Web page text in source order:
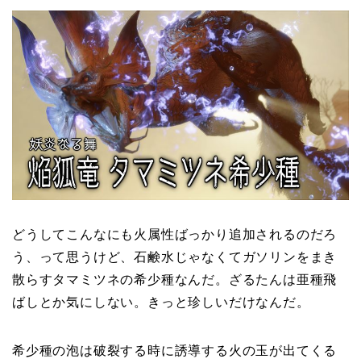
どうしてこんなにも火属性ばっかり追加されるのだろ
う、って思うけど、石鹸水じゃなくてガソリンをまき
散らすタマミツネの希少種なんだ。ざるたんは亜種飛
ばしとか気にしない。きっと珍しいだけなんだ。
希少種の泡は破裂する時に誘導する火の玉が出てくる